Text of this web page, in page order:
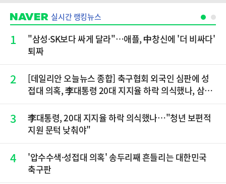
실시간 랭킹뉴스
1
"삼성·SK보다 싸게 달라"…애플, 中창신에 '더 비싸다'
퇴짜
2
[데일리안 오늘뉴스 종합] 축구협회 외국인 심판에 성
접대 의혹, 李대통령 20대 지지율 하락 의식했나, 삼전
재점화, 김민석 "과반 승리 가능성 99%" 등
3
李대통령, 20대 지지율 하락 의식했나…"청년 보편적
지원 문턱 낮춰야"
4
'압수수색·성접대 의혹' 송두리째 흔들리는 대한민국
축구판